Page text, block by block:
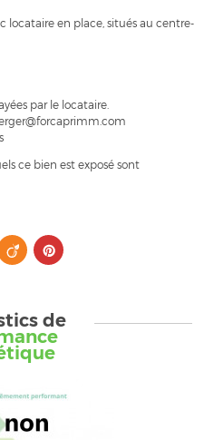
locataire en place, situés au centre-
par le locataire.
ce bien est exposé sont
de